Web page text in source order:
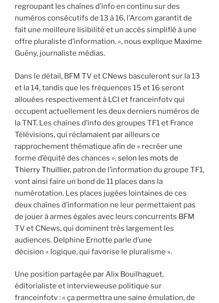
regroupant les chaînes d’info en continu sur des
numéros consécutifs de 13 à 16, l’Arcom garantit de
fait une meilleure lisibilité et un accès simplifié à une
offre pluraliste d’information. », nous explique Maxime
Guény, journaliste médias.
Dans le détail, BFM TV et CNews basculeront sur la 13
et la 14, tandis que les fréquences 15 et 16 seront
allouées respectivement à LCI et franceinfotv qui
occupent actuellement les deux derniers numéros de
la TNT. Les chaînes d’info des groupes TF1 et France
Télévisions, qui réclamaient par ailleurs ce
rapprochement thématique afin de « recréer une
forme d’équité des chances »,selon les mots de
Thierry Thuillier, patron de l’information du groupe TF1,
vont ainsi faire un bond de 11 places dans la
numérotation. Les places jugées lointaines de ces
deux chaînes d’information ne leur permettaient pas
de jouer à armes égales avec leurs concurrents BFM
TV et CNews, qui dominent très largement les
audiences. Delphine Ernotte parle d’une
décision « logique, qui favorise le pluralisme ».
Une position partagée par Alix Bouilhaguet,
éditorialiste et intervieweuse politique sur
franceinfotv : « ça permettra une saine émulation, de